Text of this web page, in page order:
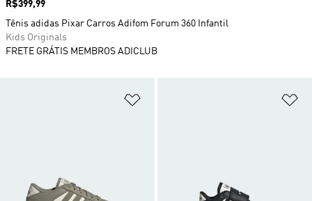
Preço
R$399,99
Tênis adidas Pixar Carros Adifom Forum 360 Infantil
Kids Originals
FRETE GRÁTIS MEMBROS ADICLUB